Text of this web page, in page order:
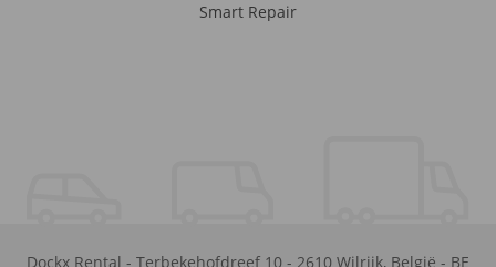
Smart Repair
Dockx Rental - Terbekehofdreef 10 - 2610 Wilrijk, België - BE